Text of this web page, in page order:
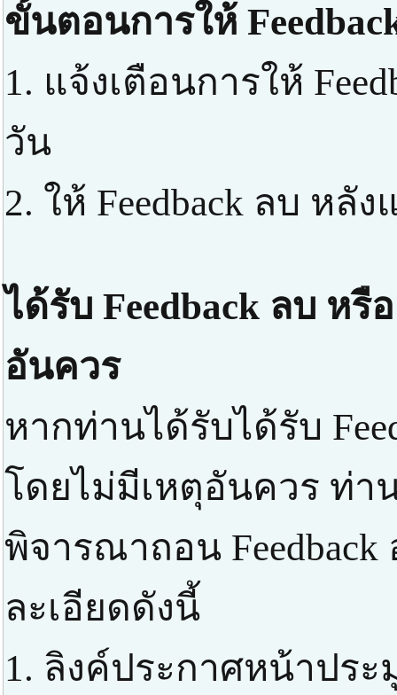
ขั้นตอนการให้
1. แจ้งเตือนการให้
วัน
2. ให้ Feedback ลบ หลั
ได้รับ Feedback ลบ หรื
อันควร
หากท่านได้รับได้รับ
โดยไม่มีเหตุอันควร ท่า
พิจารณาถอน
ละเอียดดังนี้
1. ลิงค์ประกาศหน้าปร